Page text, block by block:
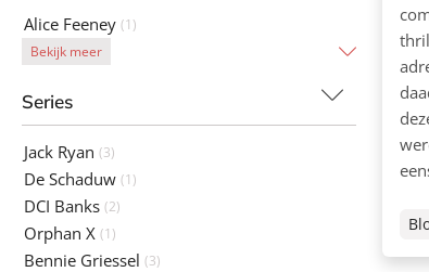
Alice Feeney (1)
Bekijk meer
Series
Jack Ryan (3)
De Schaduw (1)
DCI Banks (2)
Orphan X (1)
Bennie Griessel (3)